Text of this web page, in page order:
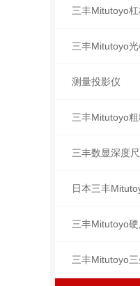
三丰Mitutoyo
三丰Mitutoyo光
测量投影仪
三丰Mitutoyo
三丰数显深度尺
日本三丰
三丰Mitutoyo
三丰Mitutoyo